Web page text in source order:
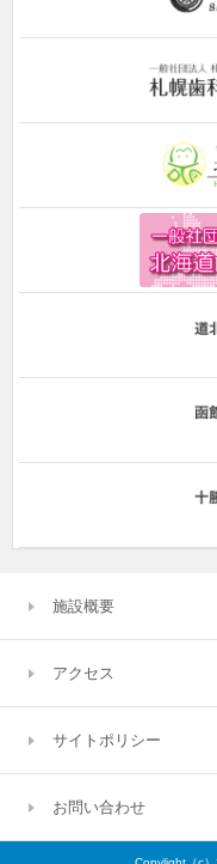
施設概要
アクセス
サイトポリシー
お問い合わせ